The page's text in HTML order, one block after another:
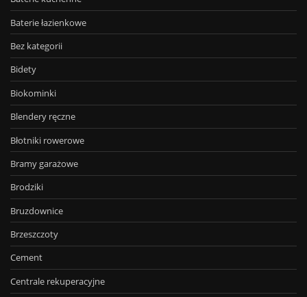
Baterie łazienkowe
Bez kategorii
Bidety
Biokominki
Blendery ręczne
Błotniki rowerowe
Bramy garażowe
Brodziki
Bruzdownice
Brzeszczoty
Cement
Centrale rekuperacyjne